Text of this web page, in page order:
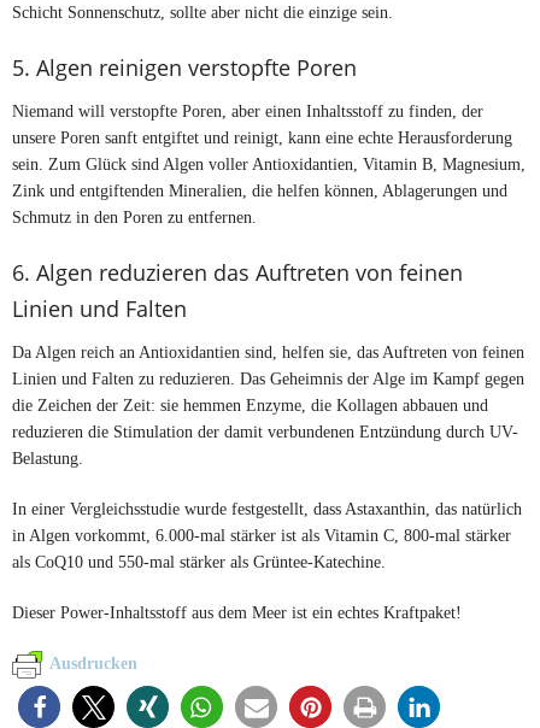
Schicht Sonnenschutz, sollte aber nicht die einzige sein.
5. Algen reinigen verstopfte Poren
Niemand will verstopfte Poren, aber einen Inhaltsstoff zu finden, der
unsere Poren sanft entgiftet und reinigt, kann eine echte Herausforderung
sein. Zum Glück sind Algen voller Antioxidantien, Vitamin B, Magnesium,
Zink und entgiftenden Mineralien, die helfen können, Ablagerungen und
Schmutz in den Poren zu entfernen.
6. Algen reduzieren das Auftreten von feinen
Linien und Falten
Da Algen reich an Antioxidantien sind, helfen sie, das Auftreten von feinen
Linien und Falten zu reduzieren. Das Geheimnis der Alge im Kampf gegen
die Zeichen der Zeit: sie hemmen Enzyme, die Kollagen abbauen und
reduzieren die Stimulation der damit verbundenen Entzündung durch UV-
Belastung.
In einer Vergleichsstudie wurde festgestellt, dass Astaxanthin, das natürlich
in Algen vorkommt, 6.000-mal stärker ist als Vitamin C, 800-mal stärker
als CoQ10 und 550-mal stärker als Grüntee-Katechine.
Dieser Power-Inhaltsstoff aus dem Meer ist ein echtes Kraftpaket!
Ausdrucken